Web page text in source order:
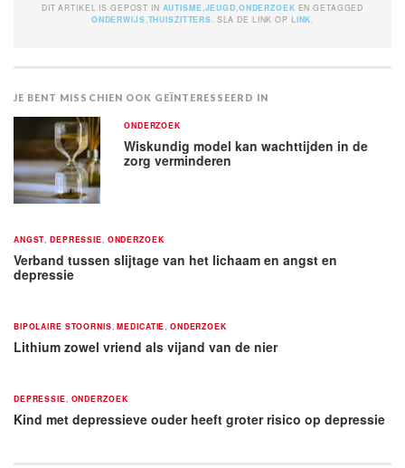
DIT ARTIKEL IS GEPOST IN AUTISME JEUGD ONDERZOEK EN GETAGGED
ONDERWIJS THUISZITTERS . SLA DE LINK OP LINK
JE BENT MISSCHIEN OOK GEÏNTERESSEERD IN
ONDERZOEK
Wiskundig model kan wachttijden in de
zorg verminderen
ANGST ,DEPRESSIE ONDERZOEK
Verband tussen slijtage van het lichaam en angst en
depressie
BIPOLAIRE STOORNIS ,MEDICATIE ,ONDERZOEK
Lithium zowel vriend als vijand van de nier
DEPRESSIE ONDERZOEK
Kind met depressieve ouder heeft groter risico op depressie